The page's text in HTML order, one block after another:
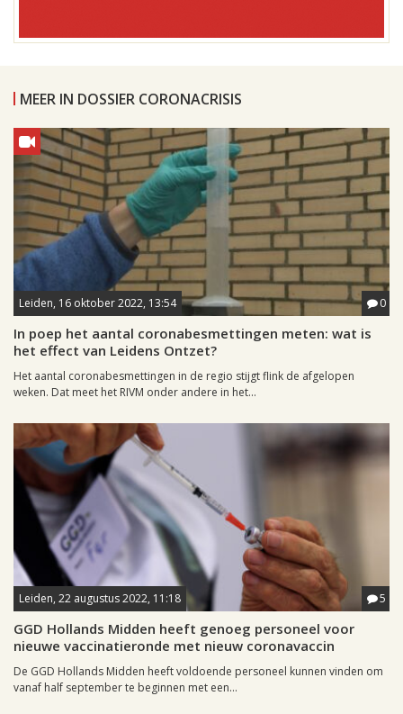
MEER IN DOSSIER CORONACRISIS
Leiden, 16 oktober 2022, 13:54 0
In poep het aantal coronabesmettingen meten: wat is
het effect van Leidens Ontzet?
Het aantal coronabesmettingen in de regio stijgt flink de afgelopen
weken. Dat meet het RIVM onder andere in het...
Leiden, 22 augustus 2022, 11:18 5
GGD Hollands Midden heeft genoeg personeel voor
nieuwe vaccinatieronde met nieuw coronavaccin
De GGD Hollands Midden heeft voldoende personeel kunnen vinden om
vanaf half september te beginnen met een...